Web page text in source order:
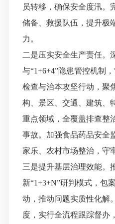
员转移，确保安全度汛。
储备、救援队伍，提升极
力。
二是压实安全生产责任。
与“1+6+4”隐患管控机制
检查与治本攻坚行动，聚
构、景区、交通、建筑、
重点领域，全覆盖排查整
事故。加强食品药品安全
家乐、农村市场整治，守
三是提升基层治理效能。
新“1+3+N”研判模式，包
动，推动问题实质性化解。
度，实行全流程跟踪督办